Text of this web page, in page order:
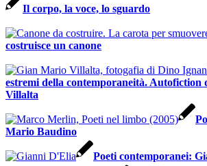
Il corpo, la voce, lo sguardo
costruisce un canone
estremi della contemporaneità.
Villalta
Mario Baudino
Poeti contemporanei: